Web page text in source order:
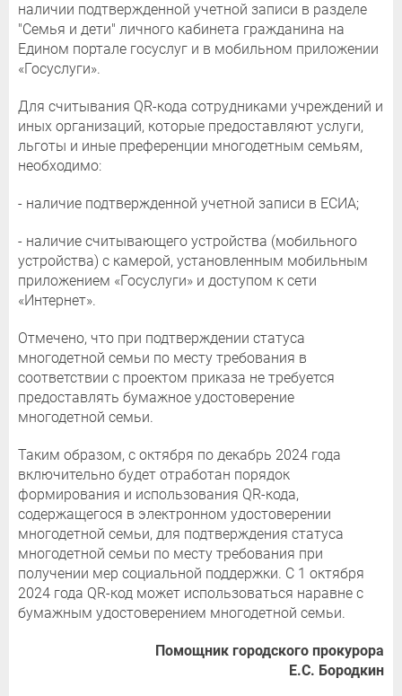
наличии подтвержденной учетной записи в разделе
"Семья и дети" личного кабинета гражданина на
Едином портале госуслуг и в мобильном приложении
«Госуслуги».
Для считывания QR-кода сотрудниками учреждений и
иных организаций, которые предоставляют услуги,
льготы и иные преференции многодетным семьям,
необходимо:
- наличие подтвержденной учетной записи в ЕСИА;
- наличие считывающего устройства (мобильного
устройства) с камерой, установленным мобильным
приложением «Госуслуги» и доступом к сети
«Интернет».
Отмечено, что при подтверждении статуса
многодетной семьи по месту требования в
соответствии с проектом приказа не требуется
предоставлять бумажное удостоверение
многодетной семьи.
Таким образом, с октября по декабрь 2024 года
включительно будет отработан порядок
формирования и использования QR-кода,
содержащегося в электронном удостоверении
многодетной семьи, для подтверждения статуса
многодетной семьи по месту требования при
получении мер социальной поддержки. С 1 октября
2024 года QR-код может использоваться наравне с
бумажным удостоверением многодетной семьи.
Помощник городского прокурора
Е.С. Бородкин